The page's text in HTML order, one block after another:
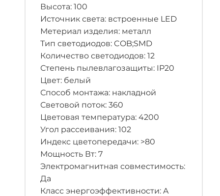
Высота: 100
Источник света: встроенные LED
Метериал изделия: металл
Тип светодиодов: COB;SMD
Количество светодиодов: 12
Степень пылевлагозащиты: IP20
Цвет: белый
Способ монтажа: накладной
Световой поток: 360
Цветовая температура: 4200
Угол рассеивания: 102
Индекс цветопередачи: >80
Мощность Вт: 7
Электромагнитная совместимость:
Да
Класс энергоэффективности: A